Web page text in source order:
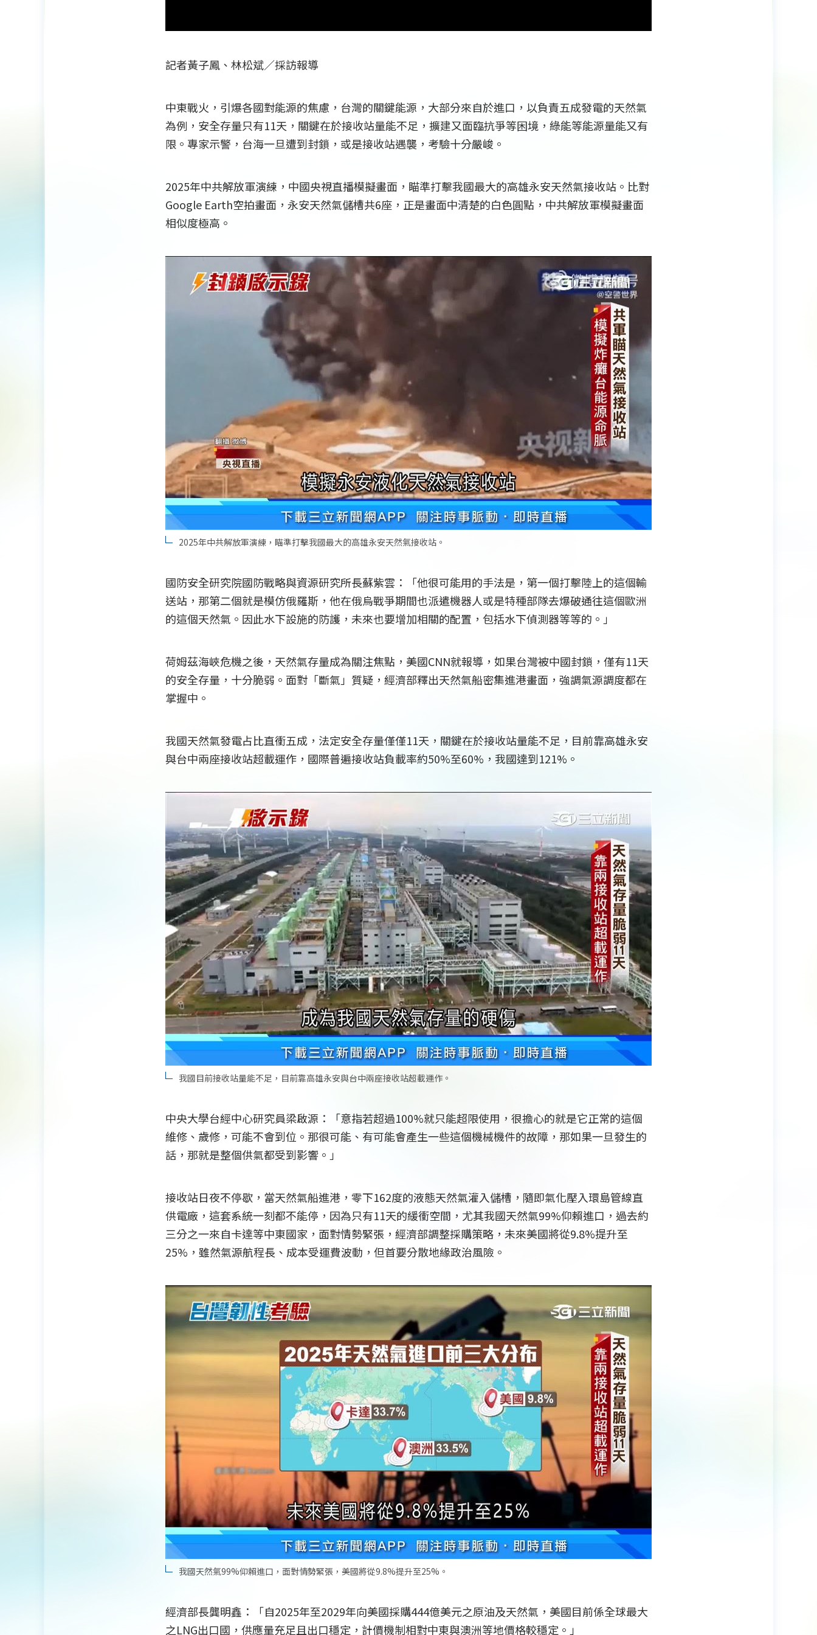
記者黃子鳳、林松斌／採訪報導
中東戰火，引爆各國對能源的焦慮，台灣的關鍵能源，大部分來自於進口，以負責五成發電的天然氣
為例，安全存量只有11天，關鍵在於接收站量能不足，擴建又面臨抗爭等困境，綠能等能源量能又有
限。專家示警，台海一旦遭到封鎖，或是接收站遇襲，考驗十分嚴峻。
2025年中共解放軍演練，中國央視直播模擬畫面，瞄準打擊我國最大的高雄永安天然氣接收站。比對
Google Earth空拍畫面，永安天然氣儲槽共6座，正是畫面中清楚的白色圓點，中共解放軍模擬畫面
相似度極高。
2025年中共解放軍演練，瞄準打擊我國最大的高雄永安天然氣接收站。
國防安全研究院國防戰略與資源研究所長蘇紫雲：「他很可能用的手法是，第一個打擊陸上的這個輸
送站，那第二個就是模仿俄羅斯，他在俄烏戰爭期間也派遣機器人或是特種部隊去爆破通往這個歐洲
的這個天然氣。因此水下設施的防護，未來也要增加相關的配置，包括水下偵測器等等的。」
荷姆茲海峽危機之後，天然氣存量成為關注焦點，美國CNN就報導，如果台灣被中國封鎖，僅有11天
的安全存量，十分脆弱。面對「斷氣」質疑，經濟部釋出天然氣船密集進港畫面，強調氣源調度都在
掌握中。
我國天然氣發電占比直衝五成，法定安全存量僅僅11天，關鍵在於接收站量能不足，目前靠高雄永安
與台中兩座接收站超載運作，國際普遍接收站負載率約50%至60%，我國達到121%。
我國目前接收站量能不足，目前靠高雄永安與台中兩座接收站超載運作。
中央大學台經中心研究員梁啟源：「意指若超過100%就只能超限使用，很擔心的就是它正常的這個
維修、歲修，可能不會到位。那很可能、有可能會產生一些這個機械機件的故障，那如果一旦發生的
話，那就是整個供氣都受到影響。」
接收站日夜不停歇，當天然氣船進港，零下162度的液態天然氣灌入儲槽，隨即氣化壓入環島管線直
供電廠，這套系統一刻都不能停，因為只有11天的緩衝空間，尤其我國天然氣99%仰賴進口，過去約
三分之一來自卡達等中東國家，面對情勢緊張，經濟部調整採購策略，未來美國將從9.8%提升至
25%，雖然氣源航程長、成本受運費波動，但首要分散地緣政治風險。
我國天然氣99%仰賴進口，面對情勢緊張，美國將從9.8%提升至25%。
經濟部長龔明鑫：「自2025年至2029年向美國採購444億美元之原油及天然氣，美國目前係全球最大
之LNG出口國，供應量充足且出口穩定，計價機制相對中東與澳洲等地價格較穩定。」